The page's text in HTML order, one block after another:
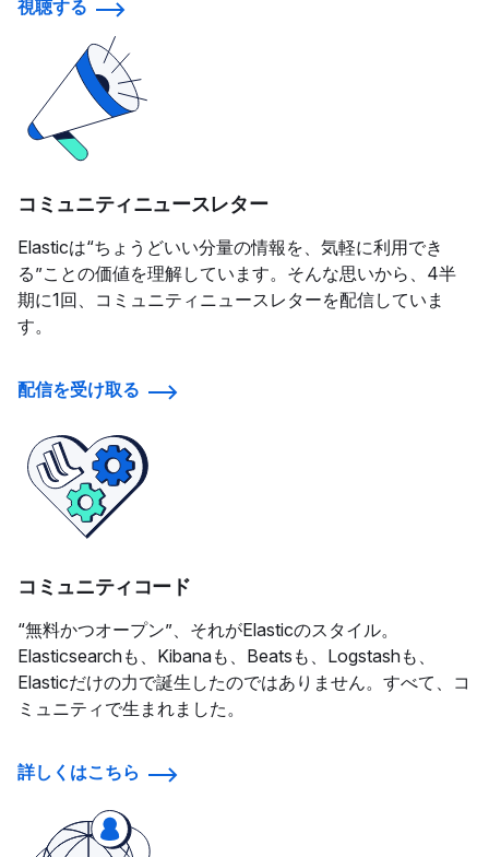
視聴する
コミュニティニュースレター
Elasticは“ちょうどいい分量の情報を、気軽に利用でき
る”ことの価値を理解しています。そんな思いから、4半
期に1回、コミュニティニュースレターを配信していま
す。
配信を受け取る
コミュニティコード
“無料かつオープン”、それがElasticのスタイル。
Elasticsearchも、Kibanaも、Beatsも、Logstashも、
Elasticだけの力で誕生したのではありません。すべて、コ
ミュニティで生まれました。
詳しくはこちら